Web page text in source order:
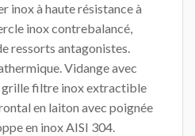
inox à haute résistance à
inox contrebalancé,
ressorts antagonistes.
Vidange avec
grille filtre inox extractible
en laiton avec poignée
en inox AISI 304.